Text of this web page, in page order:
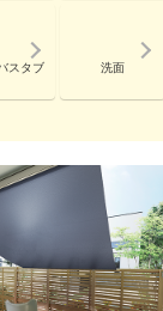
スタブ 洗面